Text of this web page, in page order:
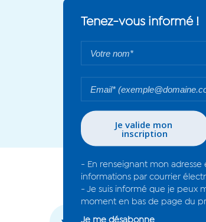
Tenez-vous informé !
- En renseignant mon adresse
informations par courrier
- Je suis informé que je peux
moment en bas de page du
Je me désabonne